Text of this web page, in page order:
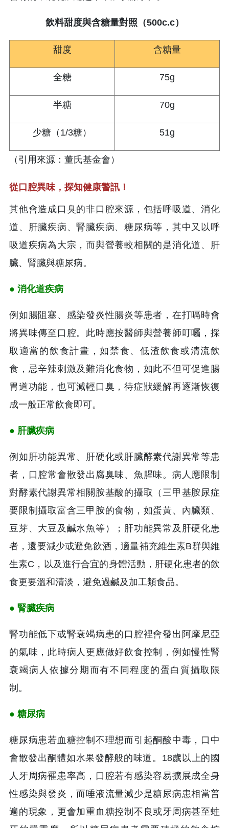
飲料甜度與含糖量對照（500c.c）
甜度 含糖量
全糖 75g
半糖 70g
少糖（1/3糖） 51g
（引用來源：董氏基金會）
從口腔異味，探知健康警訊！
其他會造成口臭的非口腔來源，包括呼吸道、消化
道、肝臟疾病、腎臟疾病、糖尿病等，其中又以呼
吸道疾病為大宗，而與營養較相關的是消化道、肝
臟、腎臟與糖尿病。
● 消化道疾病
例如腸阻塞、感染發炎性腸炎等患者，在打嗝時會
將異味傳至口腔。此時應按醫師與營養師叮囑，採
取適當的飲食計畫，如禁食、低渣飲食或清流飲
食，忌辛辣刺激及難消化食物，如此不但可促進腸
胃道功能，也可減輕口臭，待症狀緩解再逐漸恢復
成一般正常飲食即可。
● 肝臟疾病
例如肝功能異常、肝硬化或肝臟酵素代謝異常等患
者，口腔常會散發出腐臭味、魚腥味。病人應限制
對酵素代謝異常相關胺基酸的攝取（三甲基胺尿症
要限制攝取富含三甲胺的食物，如蛋黃、內臟類、
豆芽、大豆及鹹水魚等）；肝功能異常及肝硬化患
者，還要減少或避免飲酒，適量補充維生素B群與維
生素C，以及進行合宜的身體活動，肝硬化患者的飲
食更要溫和清淡，避免過鹹及加工類食品。
● 腎臟疾病
腎功能低下或腎衰竭病患的口腔裡會發出阿摩尼亞
的氣味，此時病人更應做好飲食控制，例如慢性腎
衰竭病人依據分期而有不同程度的蛋白質攝取限
制。
● 糖尿病
糖尿病患若血糖控制不理想而引起酮酸中毒，口中
會散發出酮體如水果發酵般的味道。18歲以上的國
人牙周病罹患率高，口腔若有感染容易擴展成全身
性感染與發炎，而唾液流量減少是糖尿病患相當普
遍的現象，更會加重血糖控制不良或牙周病甚至蛀